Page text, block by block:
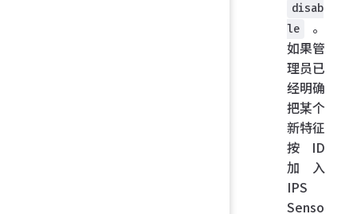
disab
le
。
如果管
理员已
经明确
把某个
新特征
按 ID
加入
IPS
Senso